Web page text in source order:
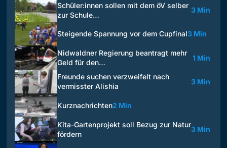
Schüler:innen sollen mit dem öV selber
zur Schule…
3 Min
Steigende Spannung vor dem Cupfinal3 Min
Nidwaldner Regierung beantragt mehr
Geld für den…
1 Min
Freunde suchen verzweifelt nach
vermisster Alishia
3 Min
Kurznachrichten2 Min
Kita-Gartenprojekt soll Bezug zur Natur
fördern
3 Min